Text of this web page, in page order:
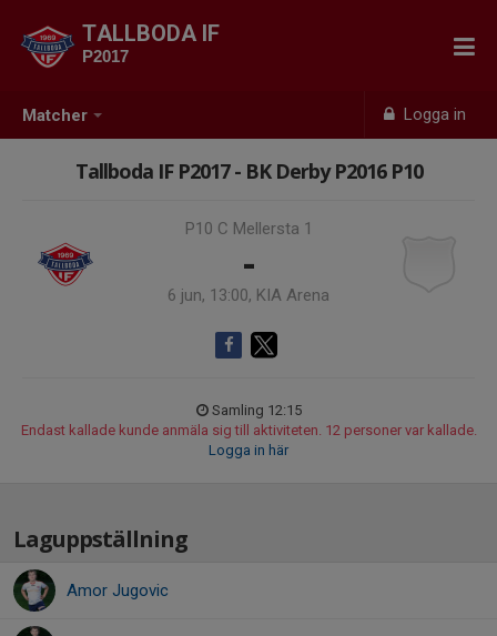
Matcher Logga in
TALLBODA IF
P2017
Tallboda IF P2017 - BK Derby P2016 P10
P10 C Mellersta 1
-
6 jun, 13:00, KIA Arena
Samling 12:15
Endast kallade kunde anmäla sig till aktiviteten. 12 personer var kallade.
Logga in här
Laguppställning
Amor Jugovic